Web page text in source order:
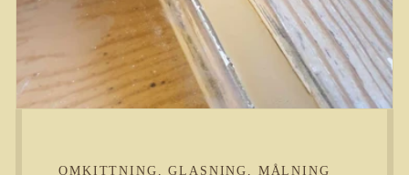
OMKITTNING, GLASNING, MÅLNING